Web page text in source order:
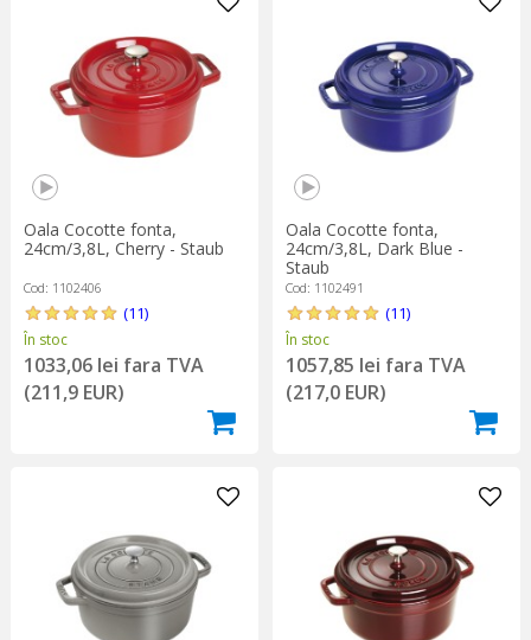
Oala Cocotte fonta,
24cm/3,8L, Cherry - Staub
Cod: 1102406
(11)
În stoc
1033,06 lei fara TVA
(211,9 EUR)
Oala Cocotte fonta,
24cm/3,8L, Dark Blue -
Staub
Cod: 1102491
(11)
În stoc
1057,85 lei fara TVA
(217,0 EUR)